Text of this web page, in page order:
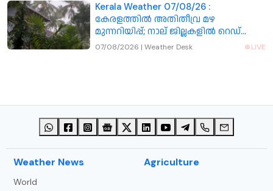
Kerala Weather 07/08/26 :
കേരളത്തിൽ അതിതീവ്ര മഴ
മുന്നറിയിപ്പ്; നാല് ജില്ലകളിൽ റെഡ്
അലർട്ട് , തൃശ്ശൂർ ഉൾപ്പെടെ 7 ജില്ലകളിൽ
07/08/2026 | Weather Desk LIVE
⁠Weather News
World
Agriculture